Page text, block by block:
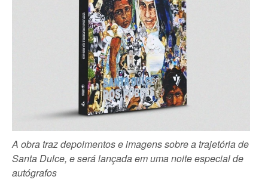
A obra traz depoimentos e imagens sobre a trajetória de
Santa Dulce, e será lançada em uma noite especial de
autógrafos